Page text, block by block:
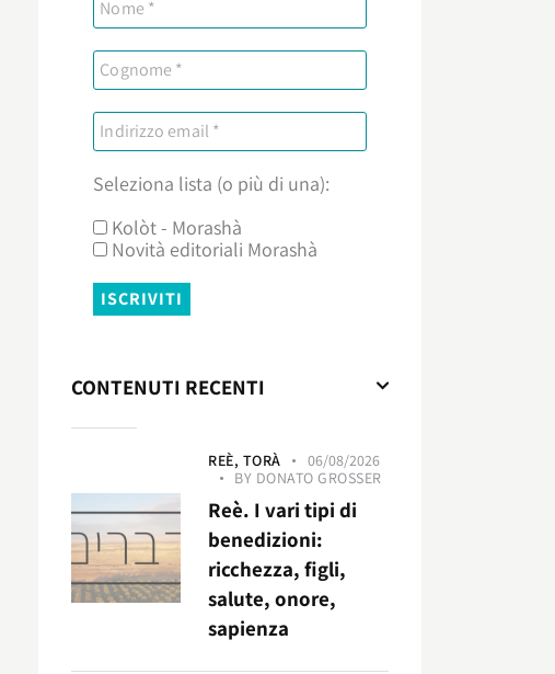
Seleziona lista (o più di una):
Kolòt - Morashà
Novità editoriali Morashà
CONTENUTI RECENTI
REÈ, TORÀ
06/08/2026
BY DONATO GROSSER
Reè. I vari tipi di
benedizioni:
ricchezza, figli,
salute, onore,
sapienza